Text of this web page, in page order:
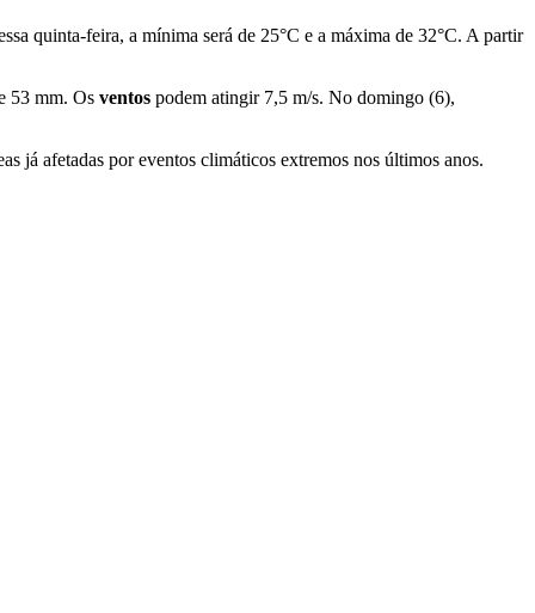
quinta-feira, a mínima será de 25°C e a máxima de 32°C. A partir
53 mm. Os ventos podem atingir 7,5 m/s. No domingo (6),
já afetadas por eventos climáticos extremos nos últimos anos.